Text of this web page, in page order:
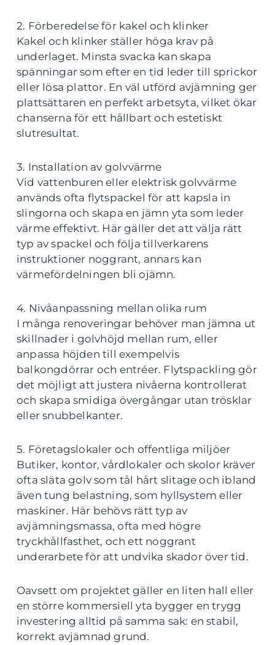
2. Förberedelse för kakel och klinker
Kakel och klinker ställer höga krav på
underlaget. Minsta svacka kan skapa
spänningar som efter en tid leder till sprickor
eller lösa plattor. En väl utförd avjämning ger
plattsättaren en perfekt arbetsyta, vilket ökar
chanserna för ett hållbart och estetiskt
slutresultat.
3. Installation av golvvärme
Vid vattenburen eller elektrisk golvvärme
används ofta flytspackel för att kapsla in
slingorna och skapa en jämn yta som leder
värme effektivt. Här gäller det att välja rätt
typ av spackel och följa tillverkarens
instruktioner noggrant, annars kan
värmefördelningen bli ojämn.
4. Nivåanpassning mellan olika rum
I många renoveringar behöver man jämna ut
skillnader i golvhöjd mellan rum, eller
anpassa höjden till exempelvis
balkongdörrar och entréer. Flytspackling gör
det möjligt att justera nivåerna kontrollerat
och skapa smidiga övergångar utan trösklar
eller snubbelkanter.
5. Företagslokaler och offentliga miljöer
Butiker, kontor, vårdlokaler och skolor kräver
ofta släta golv som tål hårt slitage och ibland
även tung belastning, som hyllsystem eller
maskiner. Här behövs rätt typ av
avjämningsmassa, ofta med högre
tryckhållfasthet, och ett noggrant
underarbete för att undvika skador över tid.
Oavsett om projektet gäller en liten hall eller
en större kommersiell yta bygger en trygg
investering alltid på samma sak: en stabil,
korrekt avjämnad grund.